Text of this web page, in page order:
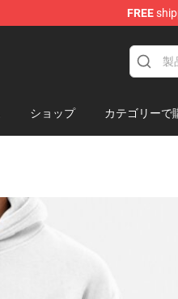
FREE
ショップ カテゴリーで